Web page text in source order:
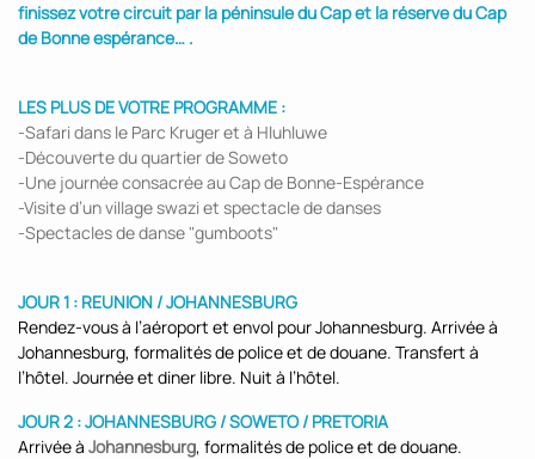
finissez votre circuit par la péninsule du Cap et la réserve du Cap
de Bonne espérance… .
LES PLUS DE VOTRE PROGRAMME :
-Safari dans le Parc Kruger et à Hluhluwe
-Découverte du quartier de Soweto
-Une journée consacrée au Cap de Bonne-Espérance
-Visite d’un village swazi et spectacle de danses
-Spectacles de danse "gumboots"
JOUR 1 : REUNION / JOHANNESBURG
Rendez-vous à l’aéroport et envol pour Johannesburg. Arrivée à
Johannesburg, formalités de police et de douane. Transfert à
l’hôtel. Journée et diner libre. Nuit à l’hôtel.
JOUR 2 : JOHANNESBURG / SOWETO / PRETORIA
Arrivée à Johannesburg, formalités de police et de douane.